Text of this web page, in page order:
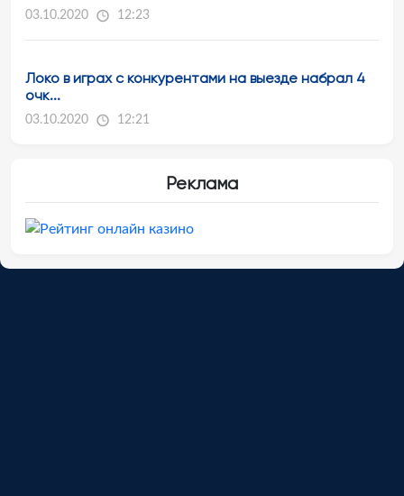
03.10.2020 12:23
Локо в играх с конкурентами на выезде набрал 4
очк...
03.10.2020 12:21
Реклама